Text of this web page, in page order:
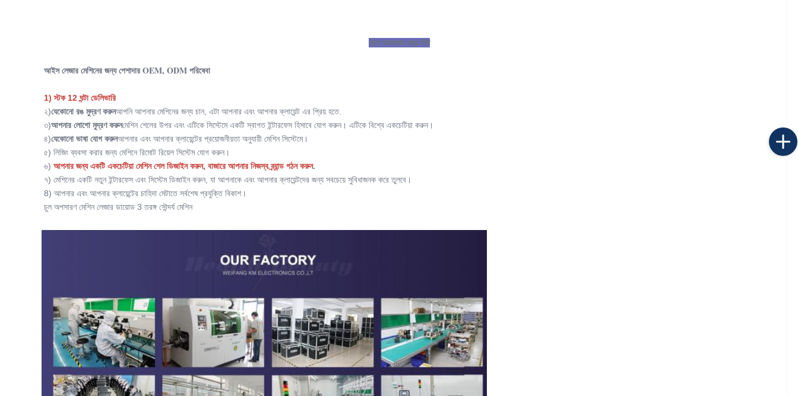
কেন আমাদের বেছে নিন
আইস লেজার মেশিনের জন্য পেশাদার OEM, ODM পরিষেবা
1) স্টক 12 ঘন্টা ডেলিভারি
২)যেকোনো রঙ মুদ্রণ করুনআপনি আপনার মেশিনের জন্য চান, এটা আপনার এবং আপনার ক্লায়েন্ট এর প্রিয় হতে.
৩)আপনার লোগো মুদ্রণ করুনমেশিন শেলের উপর এবং এটিকে সিস্টেমে একটি স্বাগত ইন্টারফেস হিসাবে যোগ করুন। এটিকে বিশ্বে একচেটিয়া করুন।
৪)যেকোনো ভাষা যোগ করুনআপনার এবং আপনার ক্লায়েন্টের প্রয়োজনীয়তা অনুযায়ী মেশিন সিস্টেমে।
৫) লিজিং ব্যবসা করার জন্য মেশিনে রিমোট রিয়েল সিস্টেম যোগ করুন।
৬) আপনার জন্য একটি একচেটিয়া মেশিন শেল ডিজাইন করুন, বাজারে আপনার নিজস্ব ব্র্যান্ড গঠন করুন.
৭) মেশিনের একটি নতুন ইন্টারফেস এবং সিস্টেম ডিজাইন করুন, যা আপনাকে এবং আপনার ক্লায়েন্টদের জন্য সবচেয়ে সুবিধাজনক করে তুলবে।
8) আপনার এবং আপনার ক্লায়েন্টের চাহিদা মেটাতে সর্বশেষ প্রযুক্তি বিকাশ।
চুল অপসারণ মেশিন লেজার ডায়োড 3 তরঙ্গ সৌন্দর্য মেশিন